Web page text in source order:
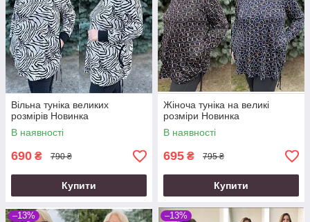
Вільна туніка великих
розмірів Новинка
В наявності
690 ₴ 790 ₴
Купити
Жіноча туніка на великі
розміри Новинка
В наявності
695 ₴ 795 ₴
Купити
–13% –13%